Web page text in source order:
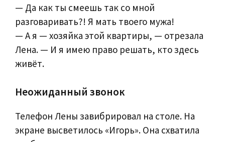
— Да как ты смеешь так со мной
разговаривать?! Я мать твоего мужа!
— А я — хозяйка этой квартиры, — отрезала
Лена. — И я имею право решать, кто здесь
живёт.
Неожиданный звонок
Телефон Лены завибрировал на столе. На
экране высветилось «Игорь». Она схватила